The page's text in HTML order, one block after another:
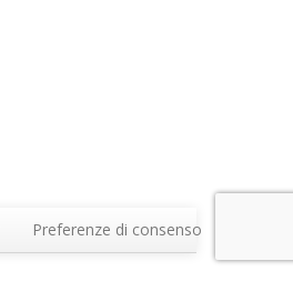
Preferenze di consenso